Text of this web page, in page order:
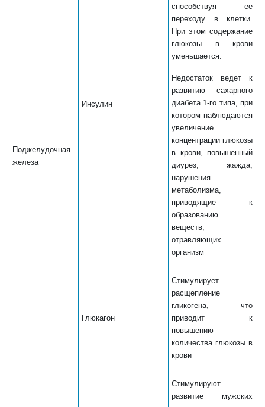
Поджелудочная
железа
Инсулин
способствуя ее
переходу в клетки.
При этом содержание
глюкозы в крови
уменьшается.
Недостаток ведет к
развитию сахарного
диабета 1-го типа, при
котором наблюдаются
увеличение
концентрации глюкозы
в крови, повышенный
диурез, жажда,
нарушения
метаболизма,
приводящие к
образованию
веществ,
отравляющих
организм
Глюкагон
Стимулирует
расщепление
гликогена, что
приводит к
повышению
количества глюкозы в
крови
Стимулируют
развитие мужских